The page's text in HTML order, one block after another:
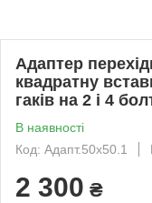
Адаптер
квадратну
гаків на 2 і 4
В наявності
Код: Адапт.50х50.1
2 300 ₴